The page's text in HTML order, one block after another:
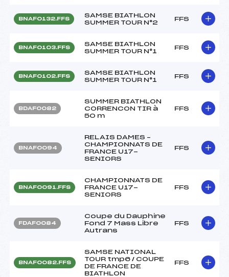
BNAF0132.FFS
SAMSE BIATHLON
SUMMER TOUR N°2
FFS
BNAF0103.FFS
SAMSE BIATHLON
SUMMER TOUR N°1
FFS
BNAF0102.FFS
SAMSE BIATHLON
SUMMER TOUR N°1
FFS
BDAF0082
SUMMER BIATHLON
CORRENCON TIR à
50 m
FFS
BNAF0094
RELAIS DAMES –
CHAMPIONNATS DE
FRANCE U17-
SENIORS
FFS
BNAF0091.FFS
CHAMPIONNATS DE
FRANCE U17-
SENIORS
FFS
FDAF0084
Coupe du Dauphine
Fond 7 Mass Libre
Autrans
FFS
BNAF0082.FFS
SAMSE NATIONAL
TOUR tmp6 / COUPE
DE FRANCE DE
BIATHLON
FFS